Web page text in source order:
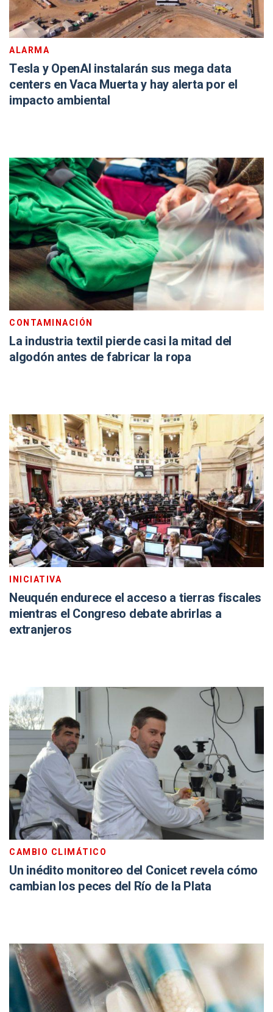
ALARMA
Tesla y OpenAI instalarán sus mega data
centers en Vaca Muerta y hay alerta por el
impacto ambiental
CONTAMINACIÓN
La industria textil pierde casi la mitad del
algodón antes de fabricar la ropa
INICIATIVA
Neuquén endurece el acceso a tierras fiscales
mientras el Congreso debate abrirlas a
extranjeros
CAMBIO CLIMÁTICO
Un inédito monitoreo del Conicet revela cómo
cambian los peces del Río de la Plata